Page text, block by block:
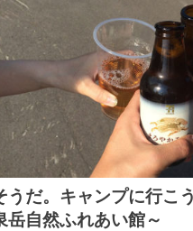
うだ。キャンプに行こ
岳自然ふれあい館～